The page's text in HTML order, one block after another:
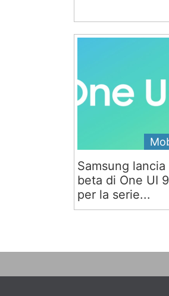
Samsung lancia
beta di One UI 9
per la serie...